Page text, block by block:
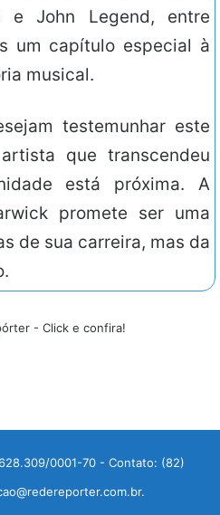
e John Legend, entre
um capítulo especial à
musical.
testemunhar este
que transcendeu
está próxima. A
promete ser uma
de sua carreira, mas da
- Click e confira!
0001-70 - Contato: (82)